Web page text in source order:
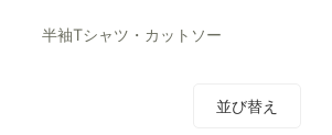
半袖Tシャツ・カットソー
並び替え